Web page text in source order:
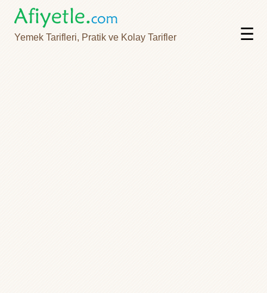
Yemek Tarifleri, Pratik ve Kolay Tarifler ☰